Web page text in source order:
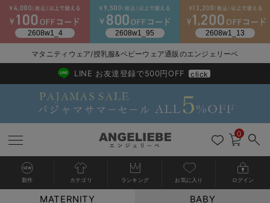
マタニティウェア/授乳服&ベビーウェア通販のエンジェリーベ
2026/NewArrival
送料495円(一部地域を除く) 7,700円以上で送料無料
LINE お友達登録で500円OFF click
0
新作 カテゴリ ランキング お気に入り ログイン
MATERNITY BABY